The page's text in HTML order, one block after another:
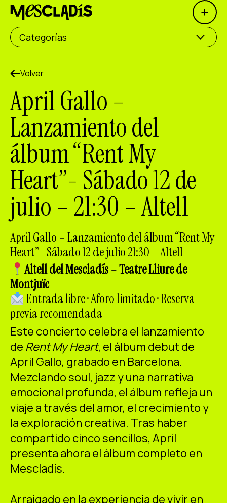
Open
Productora social
Productora de experiencias
Productora de empleo
Productora de conocimiento
Productora cultural
Agenda
Nuestros talleres
Blog
Contacto
FacebookInstagramYoutube
ES CA EN
Categorías
Volver
April Gallo –
Lanzamiento del
álbum “Rent My
Heart”- Sábado 12 de
julio – 21:30 – Altell
April Gallo – Lanzamiento del álbum “Rent My
Heart”- Sábado 12 de julio 21:30 – Altell
Altell del Mescladís – Teatre Lliure de
Montjuïc
Entrada libre · Aforo limitado · Reserva
previa recomendada
Este concierto celebra el lanzamiento
de Rent My Heart, el álbum debut de
April Gallo, grabado en Barcelona.
Mezclando soul, jazz y una narrativa
emocional profunda, el álbum refleja un
viaje a través del amor, el crecimiento y
la exploración creativa. Tras haber
compartido cinco sencillos, April
presenta ahora el álbum completo en
Mescladís.
Arraigado en la experiencia de vivir en